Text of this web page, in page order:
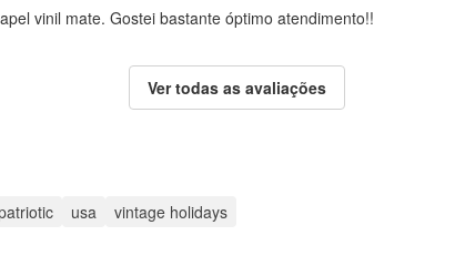
vinil mate. Gostei bastante óptimo atendimento!!
Ver todas as avaliações
usa vintage holidays